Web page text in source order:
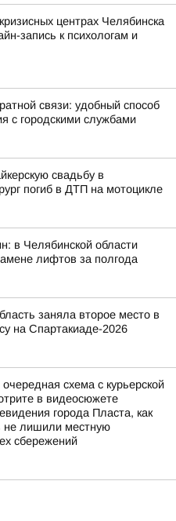
центрах Челябинска
запись к психологам и
связи: удобный способ
с городскими службами
свадьбу в
погиб в ДТП на мотоцикле
в Челябинской области
лифтов за полгода
заняла второе место в
на Спартакиаде-2026
схема с курьерской
в видеосюжете
города Пласта, как
не лишили местную
сбережений